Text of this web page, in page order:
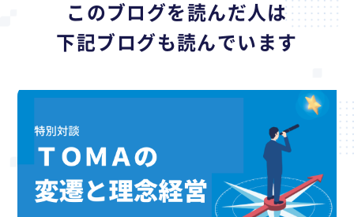
このブログを読んだ人は
下記ブログも読んでいます